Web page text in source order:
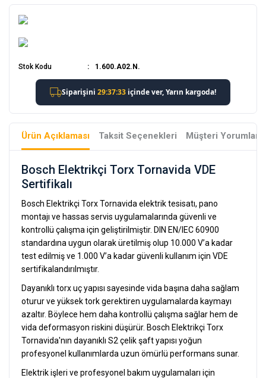
Stok Kodu 1.600.A02.N.
Ürün Açıklaması Taksit Seçenekleri Müşteri Yorumları
Bosch Elektrikçi Torx Tornavida VDE
Sertifikalı
Bosch Elektrikçi Torx Tornavida elektrik tesisatı, pano
montajı ve hassas servis uygulamalarında güvenli ve
kontrollü çalışma için geliştirilmiştir. DIN EN/IEC 60900
standardına uygun olarak üretilmiş olup 10.000 V’a kadar
test edilmiş ve 1.000 V’a kadar güvenli kullanım için VDE
sertifikalandırılmıştır.
Dayanıklı torx uç yapısı sayesinde vida başına daha sağlam
oturur ve yüksek tork gerektiren uygulamalarda kaymayı
azaltır. Böylece hem daha kontrollü çalışma sağlar hem de
vida deformasyon riskini düşürür. Bosch Elektrikçi Torx
Tornavida'nın dayanıklı S2 çelik şaft yapısı yoğun
profesyonel kullanımlarda uzun ömürlü performans sunar.
Elektrik işleri ve profesyonel bakım uygulamaları için